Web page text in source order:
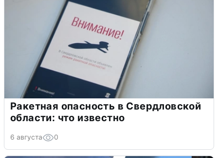
Ракетная опасность в Свердловской
области: что известно
6 августа 0